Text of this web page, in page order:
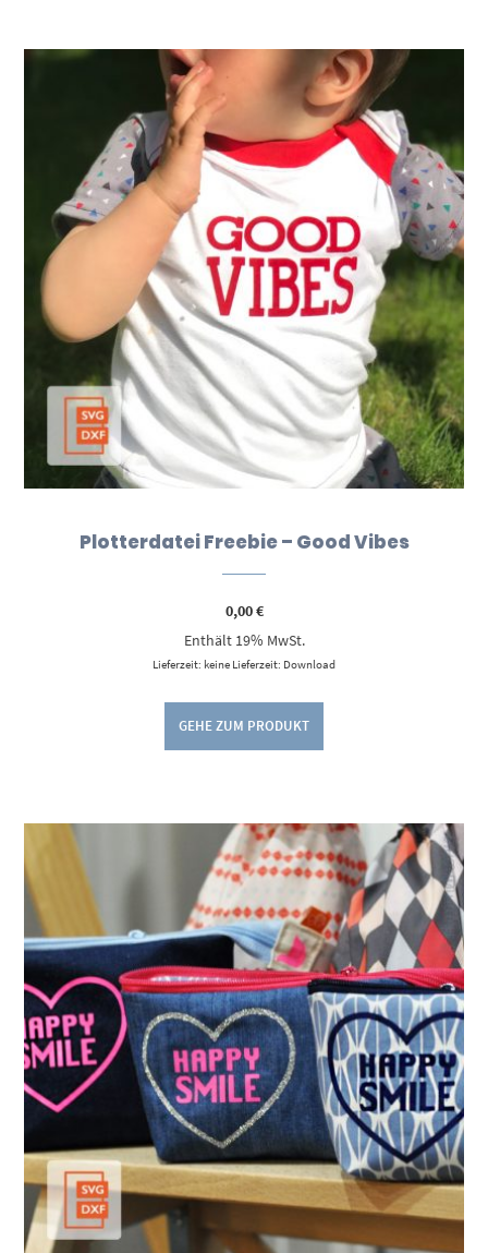
Plotterdatei Freebie – Good Vibes
0,00€
Enthält 19% MwSt.
Lieferzeit: keine Lieferzeit: Download
GEHE ZUM PRODUKT